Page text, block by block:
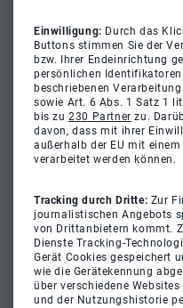
Einwilligung: Durch das
Buttons stimmen Sie der
bzw. Ihrer Endeinrichtung
persönlichen
beschriebenen
sowie Art. 6 Abs. 1 Satz 1
bis zu230 Partner zu.
davon, dass mit ihrer
außerhalb der EU mit
verarbeitet werden können.
Tracking durch Dritte: Zur
journalistischen Angebots
von Drittanbietern kommt.
Dienste Tracking-
Gerät Cookies gespeichert
wie die Gerätekennung
über verschiedene
und der Nutzungshistorie